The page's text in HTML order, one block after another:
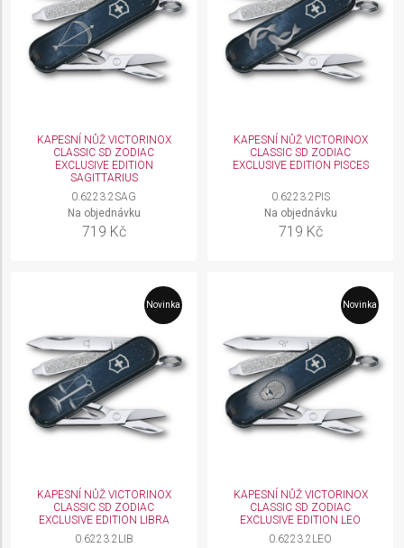
KAPESNÍ NŮŽ VICTORINOX
CLASSIC SD ZODIAC
EXCLUSIVE EDITION
SAGITTARIUS
0.6223.2SAG
Na objednávku
719 Kč
KAPESNÍ NŮŽ VICTORINOX
CLASSIC SD ZODIAC
EXCLUSIVE EDITION PISCES
0.6223.2PIS
Na objednávku
719 Kč
Novinka
KAPESNÍ NŮŽ VICTORINOX
CLASSIC SD ZODIAC
EXCLUSIVE EDITION LIBRA
0.6223.2LIB
Novinka
KAPESNÍ NŮŽ VICTORINOX
CLASSIC SD ZODIAC
EXCLUSIVE EDITION LEO
0.6223.2LEO